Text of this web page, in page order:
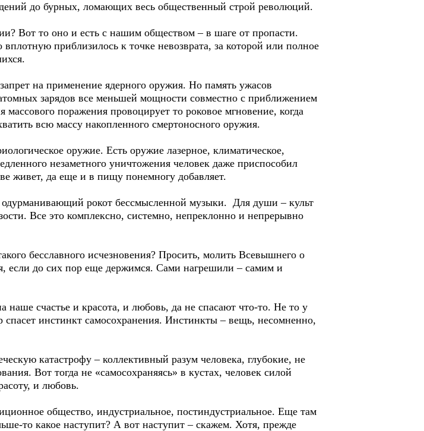
до бурных, ломающих весь общественный строй революций.
Вот то оно и есть с нашим обществом – в шаге от пропасти.
приблизилось к точке невозврата, за которой или полное
на применение ядерного оружия. Но память ужасов
зарядов все меньшей мощности совместно с приближением
поражения провоцирует то роковое мгновение, когда
всю массу накопленного смертоносного оружия.
оружие. Есть оружие лазерное, климатическое,
незаметного уничтожения человек даже приспособил
живет, да еще и в пищу понемногу добавляет.
одурманивающий рокот бессмысленной музыки. Для души – культ
Все это комплексно, системно, непреклонно и непрерывно
бесславного исчезновения? Просить, молить Всевышнего о
если до сих пор еще держимся. Сами нагрешили – самим и
наше счастье и красота, и любовь, да не спасают что-то. Не то у
спасет инстинкт самосохранения. Инстинкты – вещь, несомненно,
катастрофу – коллективный разум человека, глубокие, не
Вот тогда не «самосохраняясь» в кустах, человек силой
и любовь.
общество, индустриальное, постиндустриальное. Еще там
то какое наступит? А вот наступит – скажем. Хотя, прежде